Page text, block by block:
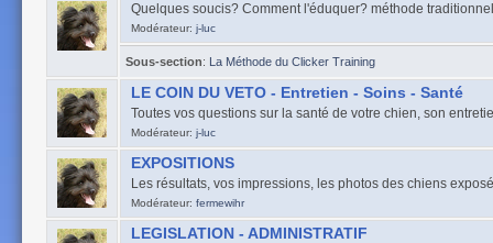
Quelques soucis? Comment l'éduquer? méthode
Modérateur: j-luc
Sous-section: La Méthode du Clicker Training
LE COIN DU VETO - Entretien - Soins - Santé
Toutes vos questions sur la santé de votre chien, son
Modérateur: j-luc
EXPOSITIONS
Les résultats, vos impressions, les photos des chiens
Modérateur: fermewihr
LEGISLATION - ADMINISTRATIF